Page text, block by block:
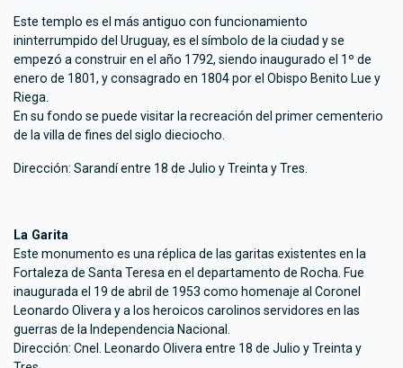
Este templo es el más antiguo con funcionamiento
ininterrumpido del Uruguay, es el símbolo de la ciudad y se
empezó a construir en el año 1792, siendo inaugurado el 1º de
enero de 1801, y consagrado en 1804 por el Obispo Benito Lue y
Riega.
En su fondo se puede visitar la recreación del primer cementerio
de la villa de fines del siglo dieciocho.
Dirección: Sarandí entre 18 de Julio y Treinta y Tres.
La Garita
Este monumento es una réplica de las garitas existentes en la
Fortaleza de Santa Teresa en el departamento de Rocha. Fue
inaugurada el 19 de abril de 1953 como homenaje al Coronel
Leonardo Olivera y a los heroicos carolinos servidores en las
guerras de la Independencia Nacional.
Dirección: Cnel. Leonardo Olivera entre 18 de Julio y Treinta y